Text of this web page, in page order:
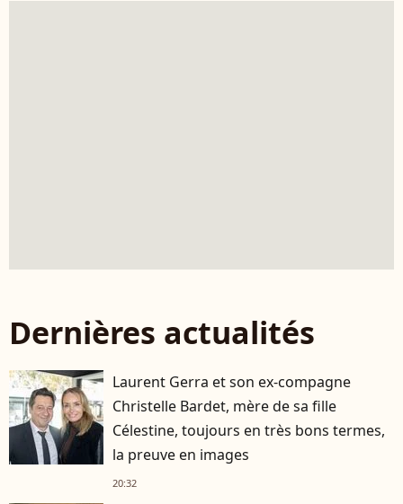
Dernières actualités
Laurent Gerra et son ex-compagne
Christelle Bardet, mère de sa fille
Célestine, toujours en très bons termes,
la preuve en images
20:32